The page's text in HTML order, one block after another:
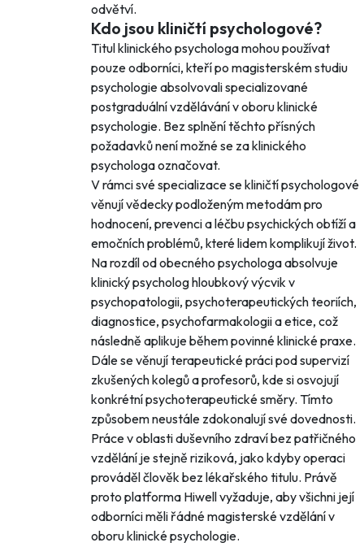
odvětví.
Kdo jsou kliničtí psychologové?
Titul klinického psychologa mohou používat
pouze odborníci, kteří po magisterském studiu
psychologie absolvovali specializované
postgraduální vzdělávání v oboru klinické
psychologie. Bez splnění těchto přísných
požadavků není možné se za klinického
psychologa označovat.
V rámci své specializace se kliničtí psychologové
věnují vědecky podloženým metodám pro
hodnocení, prevenci a léčbu psychických obtíží a
emočních problémů, které lidem komplikují život.
Na rozdíl od obecného psychologa absolvuje
klinický psycholog hloubkový výcvik v
psychopatologii, psychoterapeutických teoriích,
diagnostice, psychofarmakologii a etice, což
následně aplikuje během povinné klinické praxe.
Dále se věnují terapeutické práci pod supervizí
zkušených kolegů a profesorů, kde si osvojují
konkrétní psychoterapeutické směry. Tímto
způsobem neustále zdokonalují své dovednosti.
Práce v oblasti duševního zdraví bez patřičného
vzdělání je stejně riziková, jako kdyby operaci
prováděl člověk bez lékařského titulu. Právě
proto platforma Hiwell vyžaduje, aby všichni její
odborníci měli řádné magisterské vzdělání v
oboru klinické psychologie.